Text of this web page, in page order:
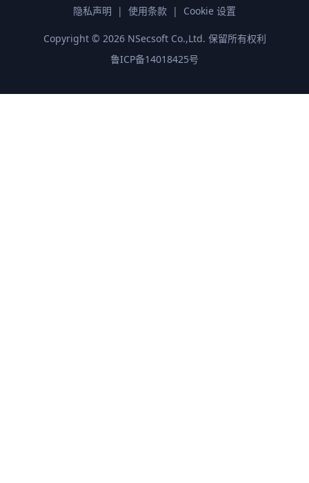
隐私声明 | 使用条款 | Cookie 设置
Copyright © 2026NSecsoft Co.,Ltd. 保留所有权利
鲁ICP备14018425号